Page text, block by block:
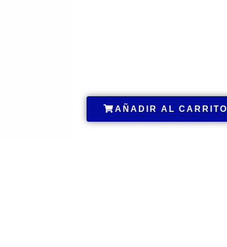
AÑADIR AL CARRITO